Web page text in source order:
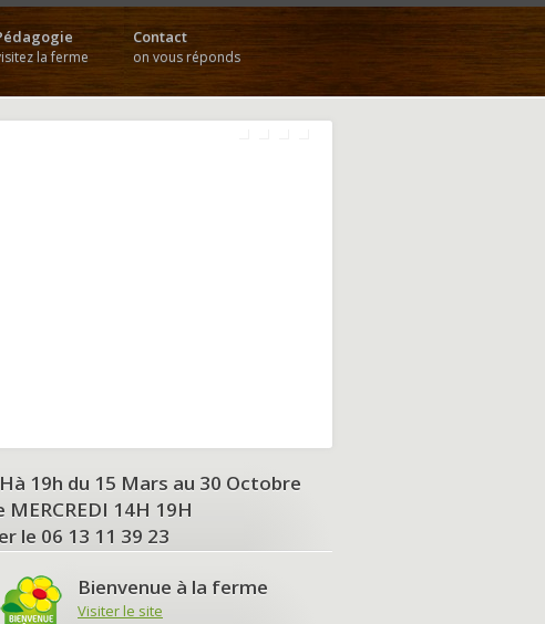
la ferme
Contact
on vous réponds
19h du 15 Mars au 30 Octobre
14H 19H
le 06 13 11 39 23
Bienvenue à la ferme
Visiter le site